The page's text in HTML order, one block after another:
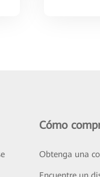
Cómo
Obtenga una